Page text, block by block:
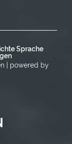
Sprache
| powered by